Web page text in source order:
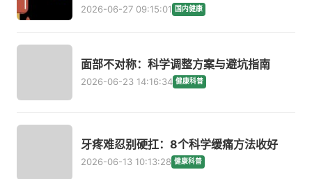
2026-06-27 09:15:01 国内健康
面部不对称：科学调整方案与避坑指南
2026-06-23 14:16:34 健康科普
牙疼难忍别硬扛：8个科学缓痛方法收好
2026-06-13 10:13:28 健康科普